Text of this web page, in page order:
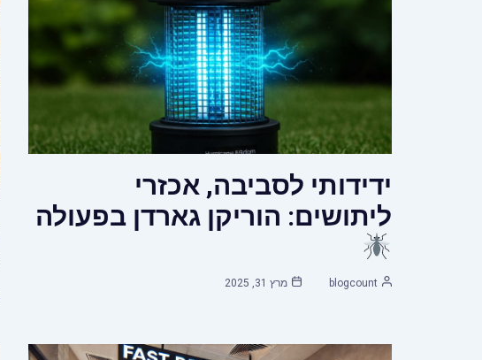
ידידותי לסביבה, אכזרי
ליתושים: הוריקן גארדן בפעולה
blogcount מרץ 31, 2025